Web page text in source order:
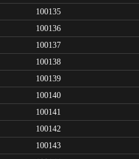
100135
100136
100137
100138
100139
100140
100141
100142
100143